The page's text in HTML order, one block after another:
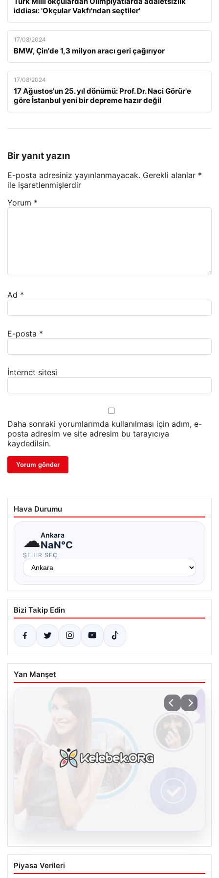
iddiası: 'Okçular Vakfı'ndan seçtiler'
17/08/2024
BMW, Çin'de 1,3 milyon aracı geri çağırıyor
17/08/2024
17 Ağustos'un 25. yıl dönümü: Prof. Dr. Naci Görür'e
göre İstanbul yeni bir depreme hazır değil
Bir yanıt yazın
E-posta adresiniz yayınlanmayacak. Gerekli alanlar *
ile işaretlenmişlerdir
Yorum *
Ad *
E-posta *
İnternet sitesi
Daha sonraki yorumlarımda kullanılması için adım, e-
posta adresim ve site adresim bu tarayıcıya
kaydedilsin.
Hava Durumu
☁Ankara
NaN°C
ŞEHIR SEÇ
Bizi Takip Edin
Yan Manşet
Kelebek.Org İle Sanal İletişimin Seviyeli
Adresi Ve Sohbet Deneyimi
Piyasa Verileri